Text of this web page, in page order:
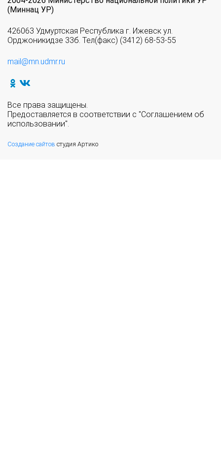
(Миннац УР)
426063 Удмуртская Республика г. Ижевск ул.
Орджоникидзе 33б. Тел(факс) (3412) 68-53-55
mail@mn.udmr.ru
Все права защищены.
Предоставляется в соответствии с "Соглашением об
использовании".
Создание сайтов студия Артико